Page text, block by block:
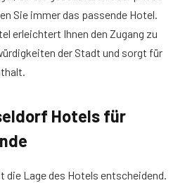
Sie immer das passende Hotel.
erleichtert Ihnen den Zugang zu
der Stadt und sorgt für
Hotels für
die Lage des Hotels entscheidend.